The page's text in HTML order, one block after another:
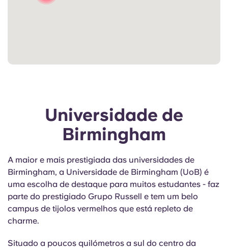
Universidade de
Birmingham
A maior e mais prestigiada das universidades de
Birmingham, a Universidade de Birmingham (UoB) é
uma escolha de destaque para muitos estudantes - faz
parte do prestigiado Grupo Russell e tem um belo
campus de tijolos vermelhos que está repleto de
charme.
Situado a poucos quilómetros a sul do centro da